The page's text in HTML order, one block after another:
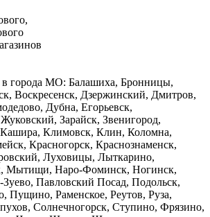
в города МО: Балашиха, Бронницы,
Воскресенск, Дзержинский, Дмитров,
Дубна, Егорьевск,
Зарайск, Звенигород,
Кашира, Климовск, Клин, Коломна,
Красногорск, Краснознаменск,
Луховицы, Лыткарино,
Мытищи, Наро-Фоминск, Ногинск,
Павловский Посад, Подольск,
Пущино, Раменское, Реутов, Руза,
Солнечногорск, Ступино, Фрязино,